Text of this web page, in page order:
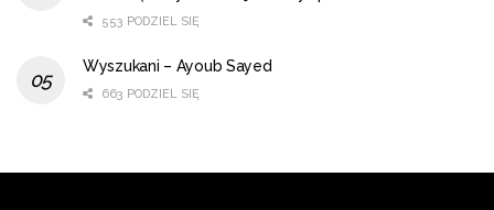
553 PODZIEL SIĘ
Wyszukani – Ayoub Sayed
663 PODZIEL SIĘ